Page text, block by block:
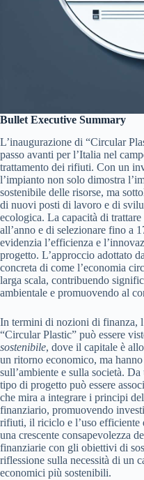
Bullet Executive Summary
L’inaugurazione di “Circular
passo avanti per l’Italia nel
trattamento dei rifiuti. Con un
l’impianto non solo dimostra
sostenibile delle risorse, ma
di nuovi posti di lavoro e di
ecologica. La capacità di
all’anno e di selezionare fino a
evidenzia l’efficienza e
progetto. L’approccio adottato
concreta di come l’economia
larga scala, contribuendo
ambientale e promuovendo al
In termini di nozioni di finanza,
“Circular Plastic” può essere
sostenibile, dove il capitale è
un ritorno economico, ma
sull’ambiente e sulla società.
tipo di progetto può essere
che mira a integrare i principi
finanziario, promuovendo
rifiuti, il riciclo e l’uso efficiente
una crescente consapevolezza
finanziarie con gli obiettivi di
riflessione sulla necessità di un
economici più sostenibili.